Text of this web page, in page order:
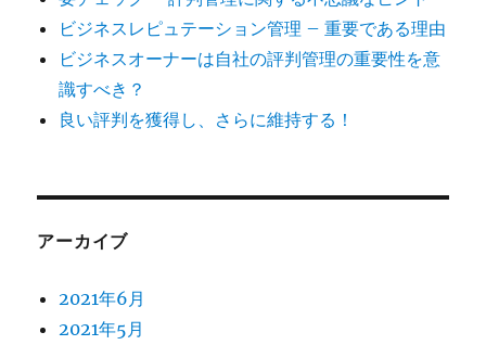
ビジネスレピュテーション管理 – 重要である理由
ビジネスオーナーは自社の評判管理の重要性を意
識すべき？
良い評判を獲得し、さらに維持する！
アーカイブ
2021年6月
2021年5月